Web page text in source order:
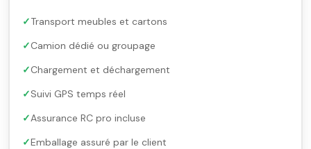
Transport meubles et cartons
Camion dédié ou groupage
Chargement et déchargement
Suivi GPS temps réel
Assurance RC pro incluse
Emballage assuré par le client